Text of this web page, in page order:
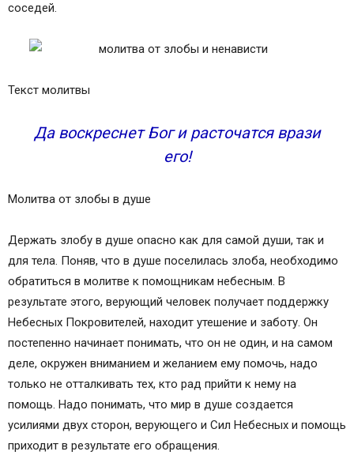
соседей.
Текст молитвы
Да воскреснет Бог и расточатся врази
его!
Молитва от злобы в душе
Держать злобу в душе опасно как для самой души, так и
для тела. Поняв, что в душе поселилась злоба, необходимо
обратиться в молитве к помощникам небесным. В
результате этого, верующий человек получает поддержку
Небесных Покровителей, находит утешение и заботу. Он
постепенно начинает понимать, что он не один, и на самом
деле, окружен вниманием и желанием ему помочь, надо
только не отталкивать тех, кто рад прийти к нему на
помощь. Надо понимать, что мир в душе создается
усилиями двух сторон, верующего и Сил Небесных и помощь
приходит в результате его обращения.